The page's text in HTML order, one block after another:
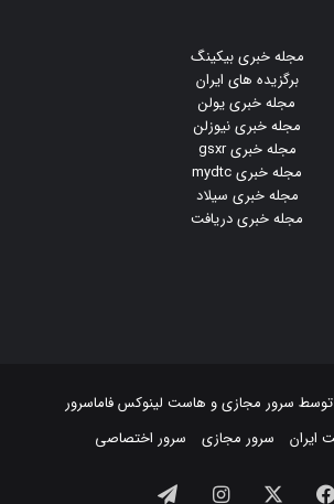
مجله خبری بیکینگ
برگزیده های ایران
مجله خبری یولن
مجله خبری نیوزلن
مجله خبری gsxr
مجله خبری mydtc
مجله خبری سیلاد
مجله خبری دریافت
سرور مجازیو هاست لینوکسفاماسرور
ایران سرور مجازی سرور اختصاصی
فیسبوک ایکس اینستاگرام